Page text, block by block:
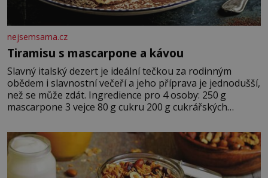
nejsemsama.cz
Tiramisu s mascarpone a kávou
Slavný italský dezert je ideální tečkou za rodinným
obědem i slavnostní večeří a jeho příprava je jednodušší,
než se může zdát. Ingredience pro 4 osoby: 250 g
mascarpone 3 vejce 80 g cukru 200 g cukrářských
posypání Postup: Oddělte žloutky od bílků. Žloutky
vyšlehejte s cukrem do světlé pěny a postupně do nich
vmíchejte mascarpone, aby vznikl hladký